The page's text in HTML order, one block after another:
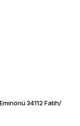
34112 Fatih/